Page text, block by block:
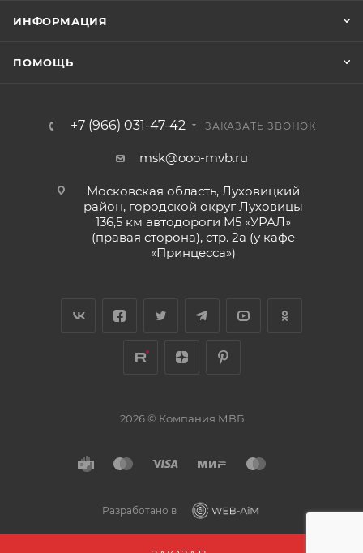
ИНФОРМАЦИЯ
ПОМОЩЬ
+7 (966) 031-47-42 ЗАКАЗАТЬ ЗВОНОК
msk@ooo-mvb.ru
Московская область, Луховицкий
район, городской округ Луховицы
136,5 км автодороги М5 «УРАЛ»
(правая сторона), стр. 2а (у кафе
«‎Принцесса»)
2026 © Компания МВБ
Разработано в